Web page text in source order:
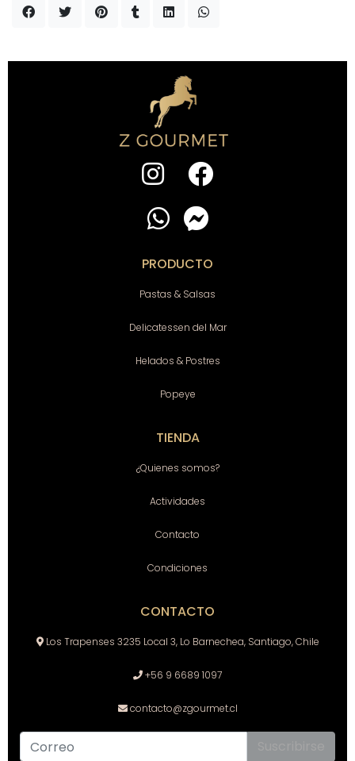
PRODUCTO
Pastas & Salsas
Delicatessen del Mar
Helados & Postres
Popeye
TIENDA
¿Quienes somos?
Actividades
Contacto
Condiciones
CONTACTO
Los Trapenses 3235 Local 3, Lo Barnechea, Santiago, Chile
+56 9 6689 1097
contacto@zgourmet.cl